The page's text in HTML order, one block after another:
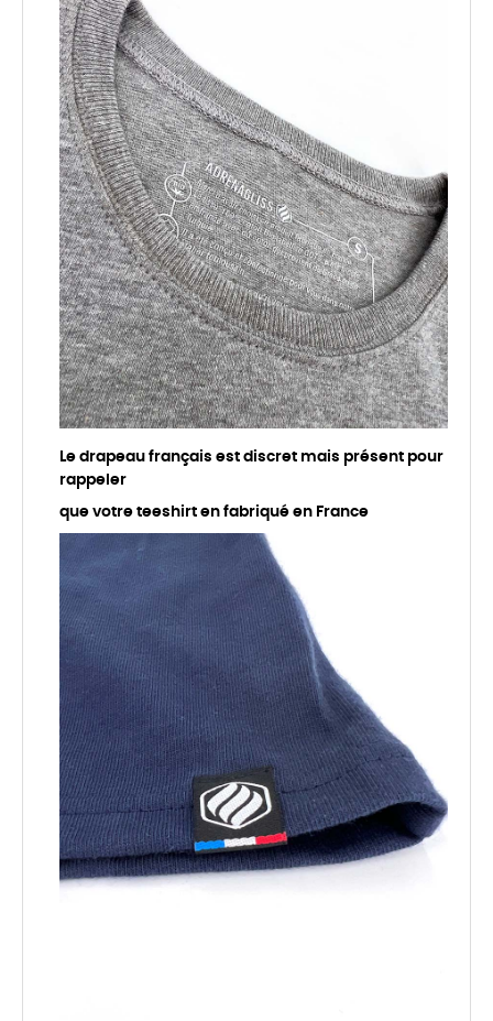
Le drapeau français est discret mais présent pour
rappeler
que votre teeshirt en fabriqué en France